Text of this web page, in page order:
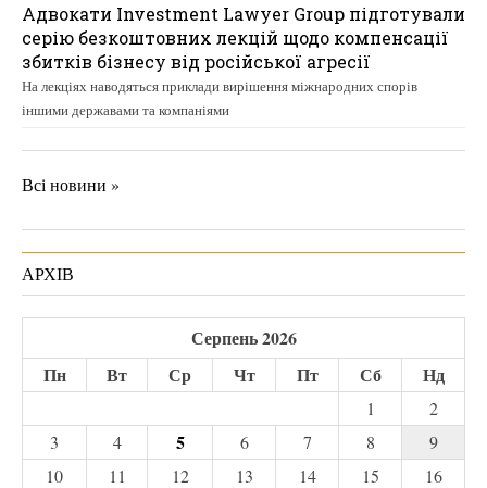
Адвокати Investment Lawyer Group підготували
серію безкоштовних лекцій щодо компенсації
збитків бізнесу від російської агресії
На лекціях наводяться приклади вирішення міжнародних спорів
іншими державами та компаніями
Всі новини »
АРХІВ
Серпень 2026
Пн
Вт Ср Чт Пт Сб Нд
1
2
3
4 5 6 7 8
9
10
11 12 13 14 15
16